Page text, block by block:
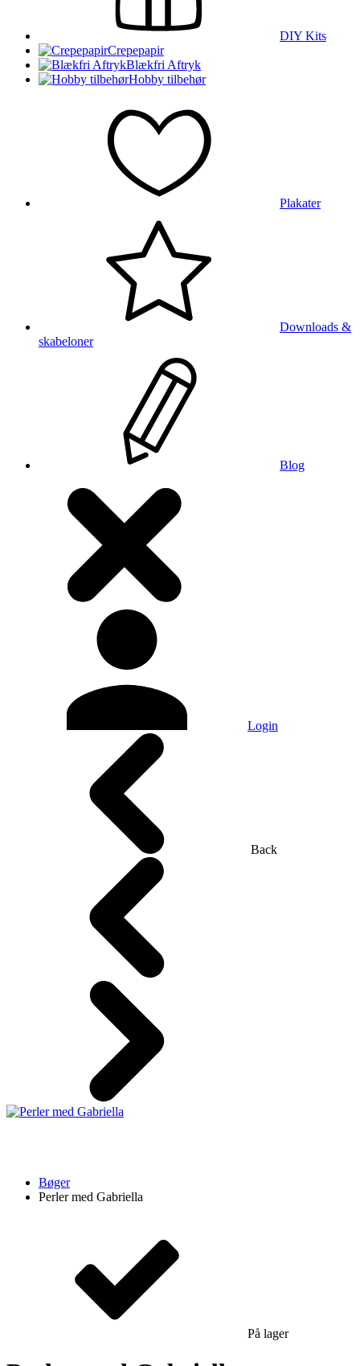
DIY Kits
Crepepapir
Blækfri Aftryk
Hobby tilbehør
Plakater
Downloads &
skabeloner
Blog
Login
Back
Bøger
Perler med Gabriella
På lager